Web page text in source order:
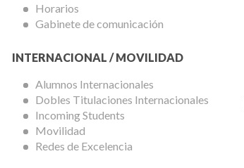
Horarios
Gabinete de comunicación
INTERNACIONAL / MOVILIDAD
Alumnos Internacionales
Dobles Titulaciones Internacionales
Incoming Students
Movilidad
Redes de Excelencia